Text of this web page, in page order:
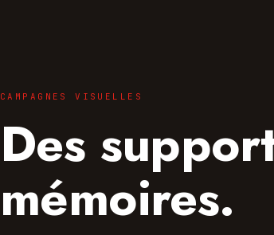
CAMPAGNES VISUELLES
Des
mémoires.